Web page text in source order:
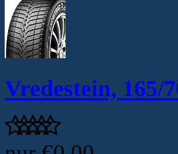
Vredestein, 165/